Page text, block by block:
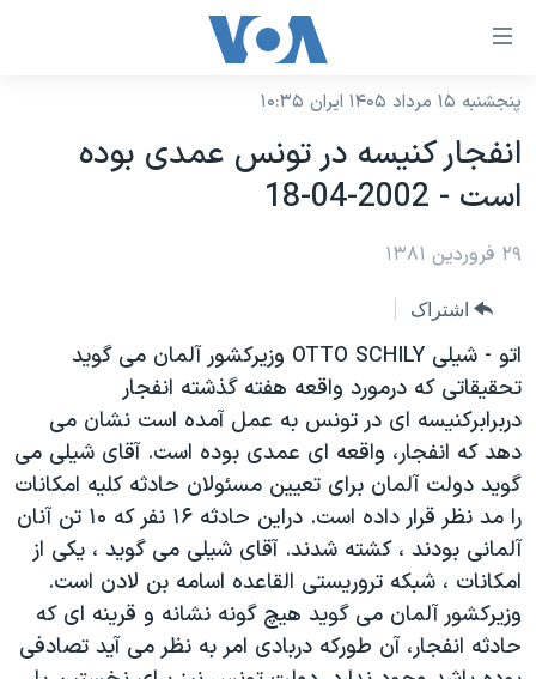
لینکهای
دسترسی
جهش
به
محتوای
اصلی
جهش
صفحه
اصلی
جهش
به
جستجو
نسخه سبک وب‌سایت
موضوع ها
ایران
آمریکا
جهان
ورزشی
گزیده‌ها
ویژه برنامه‌ها
ویدیوها
فرهنگ و زندگی
حقوق شهروندی
اقتصادی
برنامه های تلویزیونی
جدول برنامه ها
صفحه‌های ویژه
جام جهانی ۲۰۲۶
عملیات خشم حماسی
بایگانی برنامه‌های تلویزیونی
مستندها
انتخابات ریاست جمهوری آمریکا ۲۰۲۴
حمله جمهوری اسلامی به اسرائیل
فرکانس‌های صدای آمریکا
پخش رادیویی
یادگیری زبان انگلیسی
دنبال کنید
پنجشنبه ۱۵ مرداد ۱۴۰۵ ایران ۱۰:۳۵
انفجار کنيسه در تونس عمدی بوده
است - 2002-04-18
۲۹ فروردین ۱۳۸۱
اشتراک
اتو - شيلی OTTO SCHILY وزيرکشور آلمان می گويد
تحقيقاتی که درمورد واقعه هفته گذشته انفجار
دربرابرکنيسه ای در تونس به عمل آمده است نشان می
دهد که انفجار، واقعه ای عمدی بوده است. آقای شيلی می
گويد دولت آلمان برای تعيين مسئولان حادثه کليه امکانات
را مد نظر قرار داده است. دراين حادثه ۱۶ نفر که ۱۰ تن آنان
آلمانی بودند ، کشته شدند. آقای شيلی می گويد ، يکی از
امکانات ، شبکه تروريستی القاعده اسامه بن لادن است.
وزيرکشور آلمان می گويد هيچ گونه نشانه و قرينه ای که
حادثه انفجار، آن طورکه دربادی امر به نظر می آيد تصادفی